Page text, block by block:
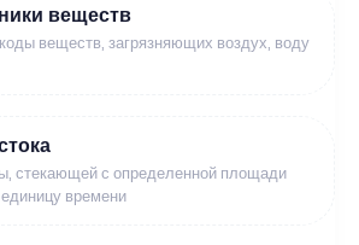
веществ
веществ, загрязняющих воздух, воду
стекающей с определенной площади
времени